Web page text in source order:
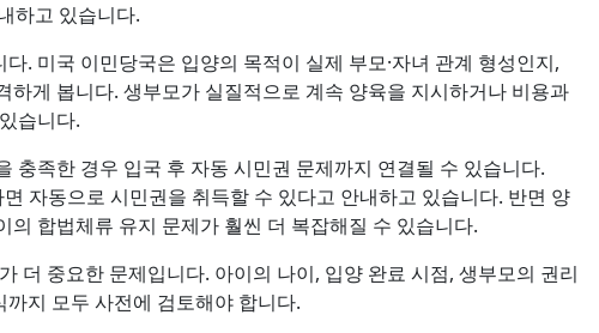
하고 있습니다.
. 미국 이민당국은 입양의 목적이 실제 부모·자녀 관계 형성인지,
게 봅니다. 생부모가 실질적으로 계속 양육을 지시하거나 비용과
습니다.
충족한 경우 입국 후 자동 시민권 문제까지 연결될 수 있습니다.
자동으로 시민권을 취득할 수 있다고 안내하고 있습니다. 반면 양
합법체류 유지 문제가 훨씬 더 복잡해질 수 있습니다.
더 중요한 문제입니다. 아이의 나이, 입양 완료 시점, 생부모의 권리
지 모두 사전에 검토해야 합니다.